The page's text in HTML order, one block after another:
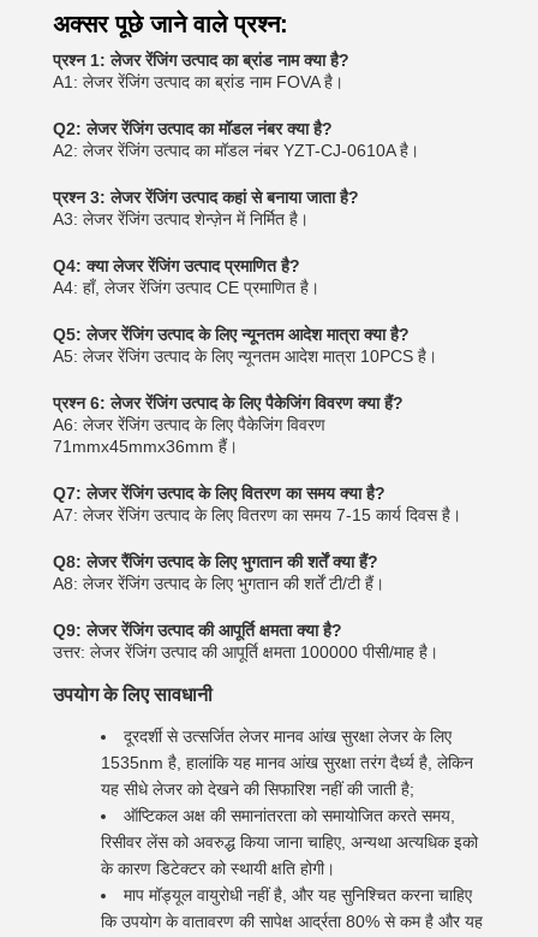
अक्सर पूछे जाने वाले प्रश्न:
प्रश्न 1: लेजर रेंजिंग उत्पाद का ब्रांड नाम क्या है?
A1: लेजर रेंजिंग उत्पाद का ब्रांड नाम FOVA है।
Q2: लेजर रेंजिंग उत्पाद का मॉडल नंबर क्या है?
A2: लेजर रेंजिंग उत्पाद का मॉडल नंबर YZT-CJ-0610A है।
प्रश्न 3: लेजर रेंजिंग उत्पाद कहां से बनाया जाता है?
A3: लेजर रेंजिंग उत्पाद शेन्ज़ेन में निर्मित है।
Q4: क्या लेजर रेंजिंग उत्पाद प्रमाणित है?
A4: हाँ, लेजर रेंजिंग उत्पाद CE प्रमाणित है।
Q5: लेजर रेंजिंग उत्पाद के लिए न्यूनतम आदेश मात्रा क्या है?
A5: लेजर रेंजिंग उत्पाद के लिए न्यूनतम आदेश मात्रा 10PCS है।
प्रश्न 6: लेजर रेंजिंग उत्पाद के लिए पैकेजिंग विवरण क्या हैं?
A6: लेजर रेंजिंग उत्पाद के लिए पैकेजिंग विवरण
71mmx45mmx36mm हैं।
Q7: लेजर रेंजिंग उत्पाद के लिए वितरण का समय क्या है?
A7: लेजर रेंजिंग उत्पाद के लिए वितरण का समय 7-15 कार्य दिवस है।
Q8: लेजर रैंजिंग उत्पाद के लिए भुगतान की शर्तें क्या हैं?
A8: लेजर रेंजिंग उत्पाद के लिए भुगतान की शर्तें टी/टी हैं।
Q9: लेजर रेंजिंग उत्पाद की आपूर्ति क्षमता क्या है?
उत्तर: लेजर रेंजिंग उत्पाद की आपूर्ति क्षमता 100000 पीसी/माह है।
उपयोग के लिए सावधानी
दूरदर्शी से उत्सर्जित लेजर मानव आंख सुरक्षा लेजर के लिए
1535nm है, हालांकि यह मानव आंख सुरक्षा तरंग दैर्ध्य है, लेकिन
यह सीधे लेजर को देखने की सिफारिश नहीं की जाती है;
ऑप्टिकल अक्ष की समानांतरता को समायोजित करते समय,
रिसीवर लेंस को अवरुद्ध किया जाना चाहिए, अन्यथा अत्यधिक इको
के कारण डिटेक्टर को स्थायी क्षति होगी।
माप मॉड्यूल वायुरोधी नहीं है, और यह सुनिश्चित करना चाहिए
कि उपयोग के वातावरण की सापेक्ष आर्द्रता 80% से कम है और यह